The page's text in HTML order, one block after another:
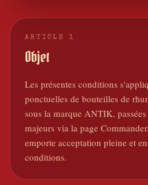
ARTICLE 1
Objet
Les présentes conditions
ponctuelles de bouteilles de
sous la marque ANTIK,
majeurs via la page
emporte acceptation pleine et
conditions.